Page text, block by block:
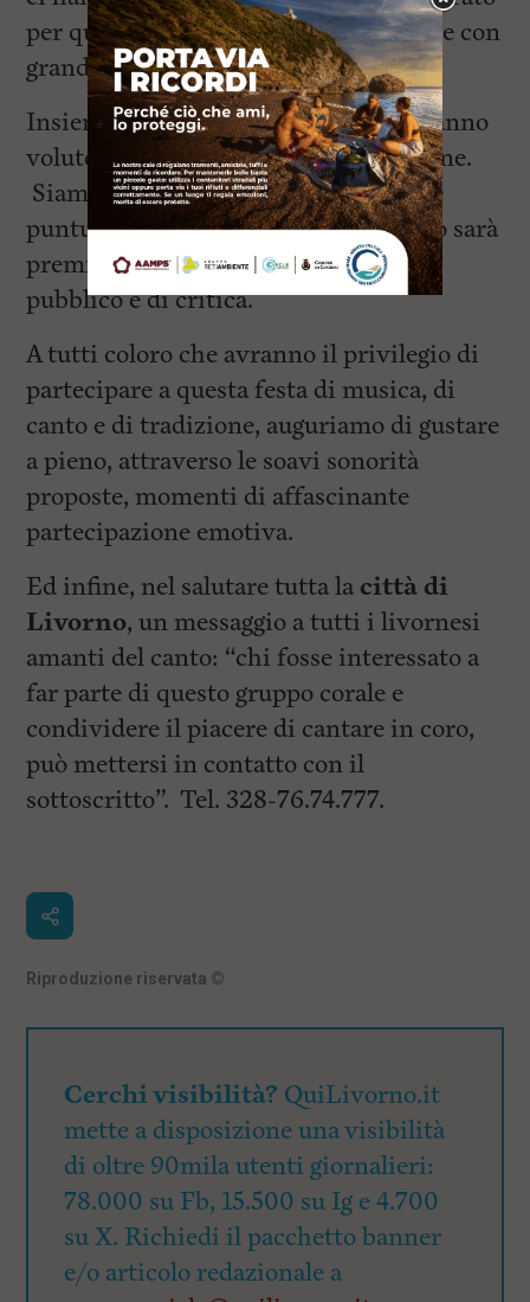
per questa nostra sesta iniziativa e che con
grande sensibilità la sostengono.
Insieme a loro tutti gli sponsor che hanno
voluto e favorito questa manifestazione.
Siamo certi che, come da anni accade
puntualmente, lo sforzo organizzativo sarà
premiato dal consueto successo di
pubblico e di critica.
A tutti coloro che avranno il privilegio di
partecipare a questa festa di musica, di
canto e di tradizione, auguriamo di gustare
a pieno, attraverso le soavi sonorità
proposte, momenti di affascinante
partecipazione emotiva.
Ed infine, nel salutare tutta la città di
Livorno, un messaggio a tutti i livornesi
amanti del canto: “chi fosse interessato a
far parte di questo gruppo corale e
condividere il piacere di cantare in coro,
può mettersi in contatto con il
sottoscritto”. Tel. 328-76.74.777.
Riproduzione riservata ©
Cerchi visibilità? QuiLivorno.it
mette a disposizione una visibilità
di oltre 90mila utenti giornalieri:
78.000 su Fb, 15.500 su Ig e 4.700
su X. Richiedi il pacchetto banner
e/o articolo redazionale a